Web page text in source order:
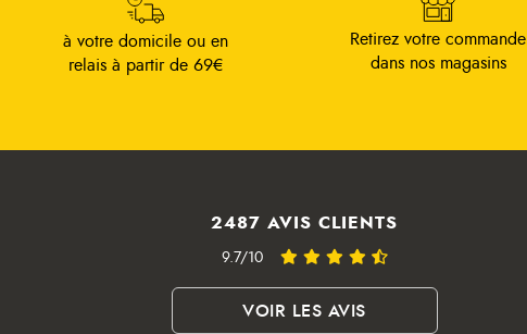
à votre domicile ou en
relais à partir de 69€
Retirez votre commande
dans nos magasins
2487 AVIS CLIENTS
9.7/10
VOIR LES AVIS